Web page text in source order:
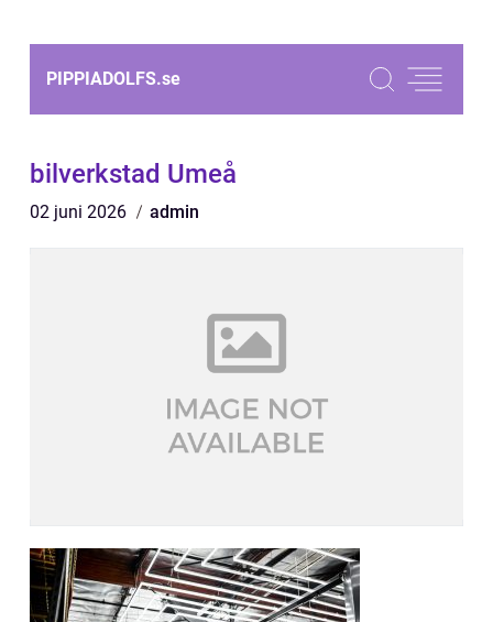
PIPPIADOLFS.se
bilverkstad Umeå
02 juni 2026 admin